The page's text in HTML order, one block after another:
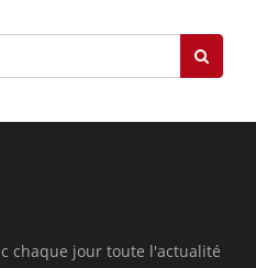
chaque jour toute l'actualité